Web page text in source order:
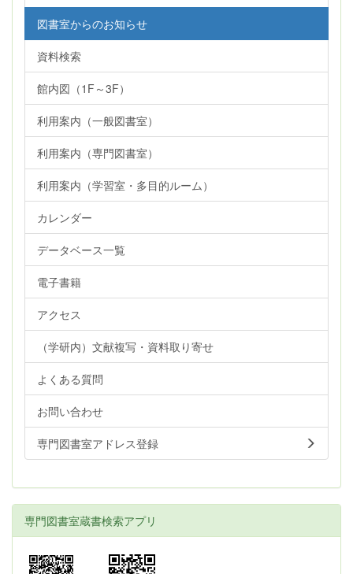
図書室からのお知らせ
資料検索
館内図（1F～3F）
利用案内（一般図書室）
利用案内（専門図書室）
利用案内（学習室・多目的ルーム）
カレンダー
データベース一覧
電子書籍
アクセス
（学研内）文献複写・資料取り寄せ
よくある質問
お問い合わせ
専門図書室アドレス登録
専門図書室蔵書検索アプリ